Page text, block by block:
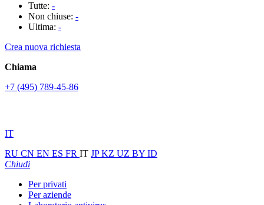
Tutte: -
Non chiuse: -
Ultima: -
Crea nuova richiesta
Chiama
+7 (495) 789-45-86
IT
RU CN EN ES FR IT JPKZ UZ BY ID
Chiudi
Per privati
Per aziende